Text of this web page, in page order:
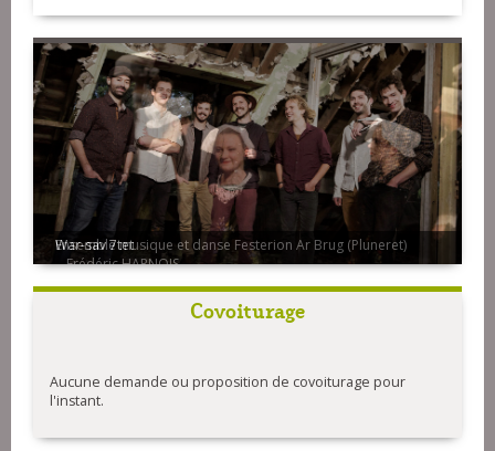
Ensemble musique et danse Festerion Ar Brug (Pluneret)
- Frédéric HARNOIS
Covoiturage
Aucune demande ou proposition de covoiturage pour
l'instant.